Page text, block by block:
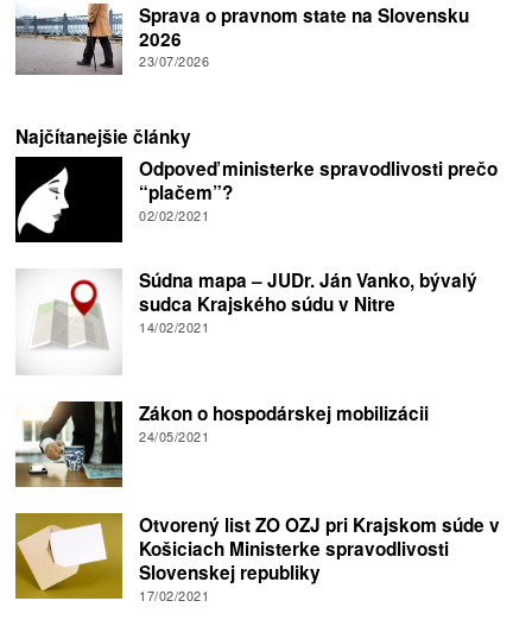
Sprava o pravnom state na Slovensku
2026
23/07/2026
Najčítanejšie články
Odpoveď ministerke spravodlivosti prečo
“plačem”?
02/02/2021
Súdna mapa – JUDr. Ján Vanko, bývalý
sudca Krajského súdu v Nitre
14/02/2021
Zákon o hospodárskej mobilizácii
24/05/2021
Otvorený list ZO OZJ pri Krajskom súde v
Košiciach Ministerke spravodlivosti
Slovenskej republiky
17/02/2021